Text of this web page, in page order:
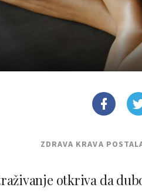
ZDRAVA KRAVA
otkriva da